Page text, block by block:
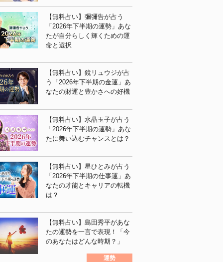
【無料占い】彌彌告が占う
「2026年下半期の運勢」あな
たが自分らしく輝くための運
命と選択
【無料占い】鏡リュウジが占
う「2026年下半期の金運」あ
なたの財運と豊かさへの好機
【無料占い】水晶玉子が占う
「2026年下半期の運勢」あな
たに舞い込むチャンスとは？
【無料占い】星ひとみが占う
「2026年下半期の仕事運」あ
なたの才能とキャリアの転機
は？
【無料占い】島田秀平があな
たの運勢を一言で表現！「今
のあなたはどんな時期？」
運勢